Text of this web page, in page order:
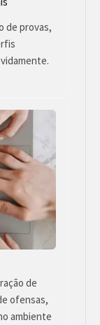
de provas,
de
ofensas,
ambiente